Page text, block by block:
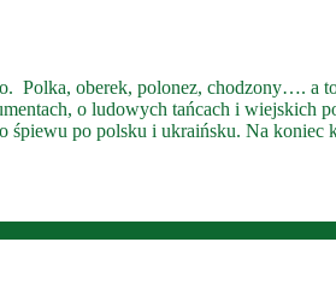
Polka, oberek, polonez, chodzony…. a
o ludowych tańcach i wiejskich
po polsku i ukraińsku. Na koniec